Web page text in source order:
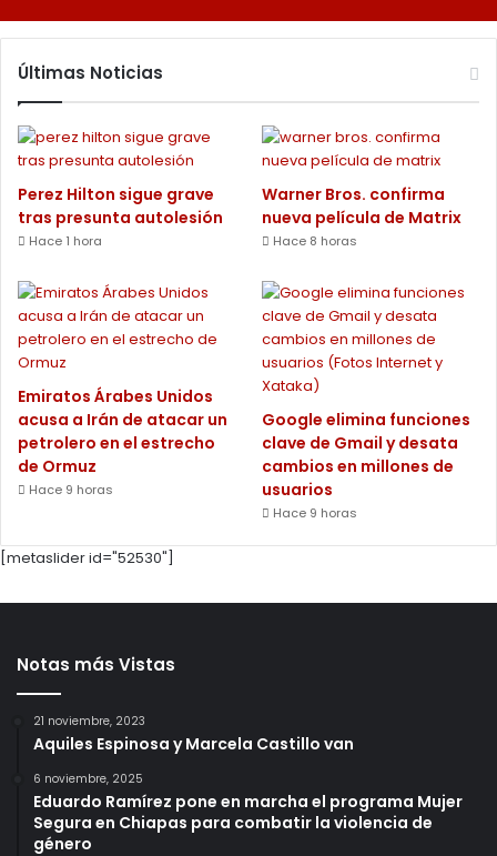
Últimas Noticias
Perez Hilton sigue grave
tras presunta autolesión
Hace 1 hora
Warner Bros. confirma
nueva película de Matrix
Hace 8 horas
Emiratos Árabes Unidos
acusa a Irán de atacar un
petrolero en el estrecho
de Ormuz
Hace 9 horas
Google elimina funciones
clave de Gmail y desata
cambios en millones de
usuarios
Hace 9 horas
[metaslider id="52530"]
Notas más Vistas
21 noviembre, 2023
Aquiles Espinosa y Marcela Castillo van
6 noviembre, 2025
Eduardo Ramírez pone en marcha el programa Mujer
Segura en Chiapas para combatir la violencia de
género